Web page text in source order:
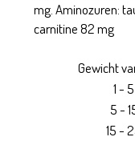
mg. Aminozuren:
carnitine 82 mg
Gewicht
1 -
5 -
15 -